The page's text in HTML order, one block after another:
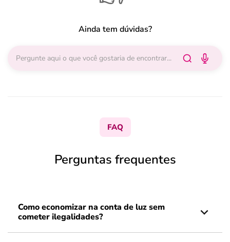
Ainda tem dúvidas?
FAQ
Perguntas frequentes
Como economizar na conta de luz sem
cometer ilegalidades?